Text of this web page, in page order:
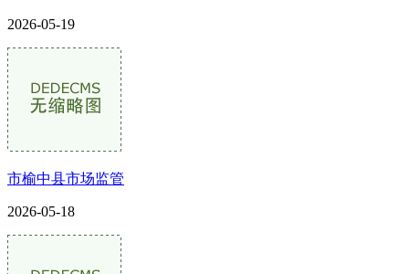
2026-05-19
市榆中县市场监管
2026-05-18